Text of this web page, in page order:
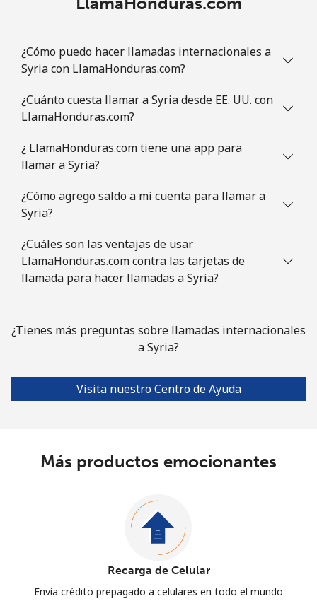
¿Cómo puedo hacer llamadas internacionales a
Syria con LlamaHonduras.com?
¿Cuánto cuesta llamar a Syria desde EE. UU. con
LlamaHonduras.com?
¿ LlamaHonduras.com tiene una app para
llamar a Syria?
¿Cómo agrego saldo a mi cuenta para llamar a
Syria?
¿Cuáles son las ventajas de usar
LlamaHonduras.com contra las tarjetas de
llamada para hacer llamadas a Syria?
¿Tienes más preguntas sobre llamadas internacionales
a Syria?
Visita nuestro Centro de Ayuda
Más productos emocionantes
Recarga de Celular
Envía crédito prepagado a celulares en todo el mundo